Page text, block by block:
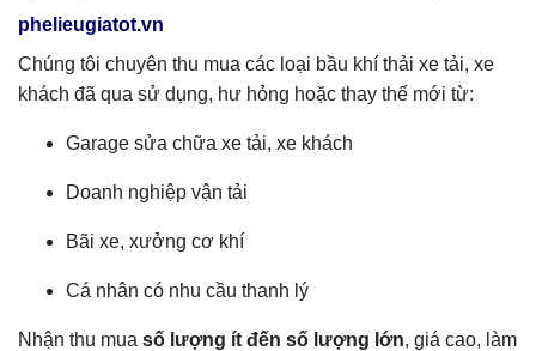
phelieugiatot.vn
Chúng tôi chuyên thu mua các loại bầu khí thải xe tải, xe
khách đã qua sử dụng, hư hỏng hoặc thay thế mới từ:
Garage sửa chữa xe tải, xe khách
Doanh nghiệp vận tải
Bãi xe, xưởng cơ khí
Cá nhân có nhu cầu thanh lý
Nhận thu mua số lượng ít đến số lượng lớn, giá cao, làm